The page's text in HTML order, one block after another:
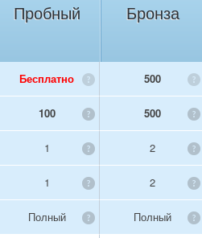
Пробный Бронза
Бесплатно 500
100 500
1 2
1 2
Полный Полный